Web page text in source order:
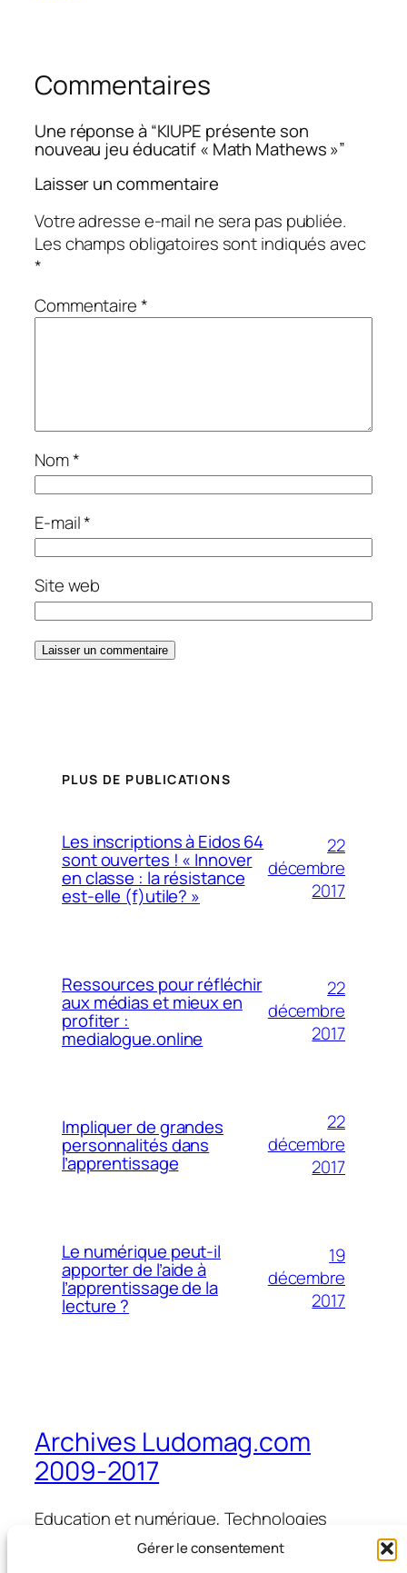
Gérer le consentement
Commentaires
Une réponse à “KIUPE présente son
nouveau jeu éducatif « Math Mathews »”
Laisser un commentaire
Votre adresse e-mail ne sera pas publiée.
Les champs obligatoires sont indiqués avec
*
Commentaire*
Nom*
E-mail*
Site web
PLUS DE PUBLICATIONS
Les inscriptions à Eidos 64
sont ouvertes ! « Innover
en classe : la résistance
est-elle (f)utile? »
22
décembre
2017
Ressources pour réfléchir
aux médias et mieux en
profiter :
medialogue.online
22
décembre
2017
Impliquer de grandes
personnalités dans
l’apprentissage
22
décembre
2017
Le numérique peut-il
apporter de l’aide à
l’apprentissage de la
lecture ?
19
décembre
2017
Archives Ludomag.com
2009-2017
Education et numérique, Technologies
d'Apprentissage, e-learning, serious games,